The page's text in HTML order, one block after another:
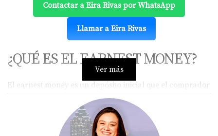
Contactar a Eira Rivas por WhatsApp
Llamar a Eira Rivas
¿QUÉ ES EL EARNEST MONEY?
El earnest money es un depósito inicial que el comprador
entrega al hacer una oferta para comprar una
propiedad. Su función principal es demostrar la seriedad
del comprador y brindar seguridad al vendedor de que
Ver más